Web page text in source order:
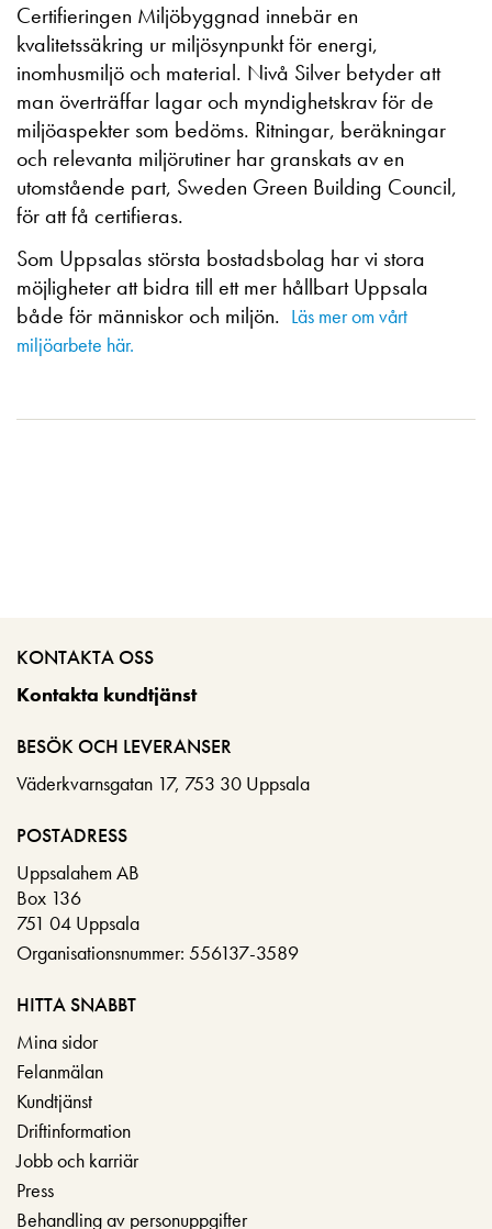
Certifieringen Miljöbyggnad innebär en
kvalitetssäkring ur miljösynpunkt för energi,
inomhusmiljö och material. Nivå Silver betyder att
man överträffar lagar och myndighetskrav för de
miljöaspekter som bedöms. Ritningar, beräkningar
och relevanta miljörutiner har granskats av en
utomstående part, Sweden Green Building Council,
för att få certifieras.
Som Uppsalas största bostadsbolag har vi stora
möjligheter att bidra till ett mer hållbart Uppsala
både för människor och miljön. Läs mer om vårt
miljöarbete här.
KONTAKTA OSS
Kontakta kundtjänst
BESÖK OCH LEVERANSER
Väderkvarnsgatan 17, 753 30 Uppsala
POSTADRESS
Uppsalahem AB
Box 136
751 04 Uppsala
Organisationsnummer: 556137-3589
HITTA SNABBT
Mina sidor
Felanmälan
Kundtjänst
Driftinformation
Jobb och karriär
Press
Behandling av personuppgifter